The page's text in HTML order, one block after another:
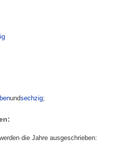
undsechzig;
die Jahre ausgeschrieben: